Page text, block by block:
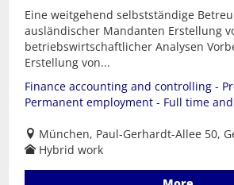
Eine weitgehend selbstständige
ausländischer Mandanten Erstellung
betriebswirtschaftlicher Analysen
Erstellung von...
Finance accounting and controlling -
Permanent employment - Full time
München, Paul-Gerhardt-Allee 50,
Hybrid work